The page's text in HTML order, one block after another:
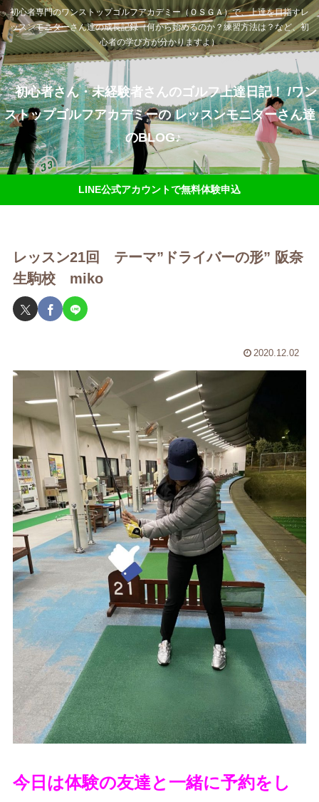
初心者専門のワンストップゴルフアカデミー（ＯＳＧＡ）で、上達を目指すレ
ッスンモニターさん達の成長記録（何から始めるのか？練習方法は？など、初
心者の学び方が分かりますよ）
初心者さん・未経験者さんのゴルフ上達日記！ /ワン
ストップゴルフアカデミーの レッスンモニターさん達
のBLOG♪
LINE公式アカウントで無料体験申込
レッスン21回 テーマ”ドライバーの形” 阪奈
生駒校 miko
2020.12.02
今日は体験の友達と一緒に予約をし